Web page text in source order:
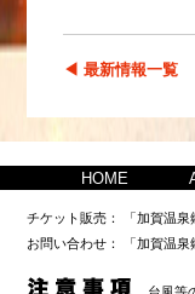
◀ 最新情報一覧
HOME
チケット販売：
「加賀温
お問い合わせ：
「加賀温